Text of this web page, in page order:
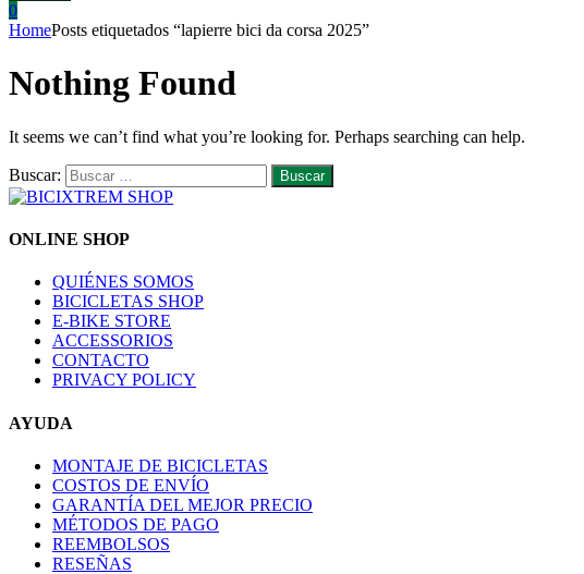
0
HomePosts etiquetados “lapierre bici da corsa 2025”
Nothing Found
It seems we can’t find what you’re looking for. Perhaps searching can help.
Buscar:
ONLINE SHOP
QUIÉNES SOMOS
BICICLETAS SHOP
E-BIKE STORE
ACCESSORIOS
CONTACTO
PRIVACY POLICY
AYUDA
MONTAJE DE BICICLETAS
COSTOS DE ENVÍO
GARANTÍA DEL MEJOR PRECIO
MÉTODOS DE PAGO
REEMBOLSOS
RESEÑAS